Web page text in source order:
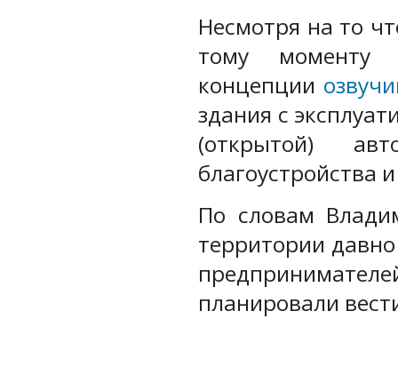
Несмотря на то
тому
концепции
здания с
(открытой)
благоустройства
По словам
территории
планировали